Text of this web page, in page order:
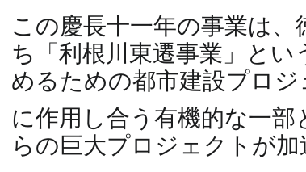
この慶長十一年の事業は
ち「利根川東遷事業」と
めるための都市建設プロ
に作用し合う有機的な一
らの巨大プロジェクトが